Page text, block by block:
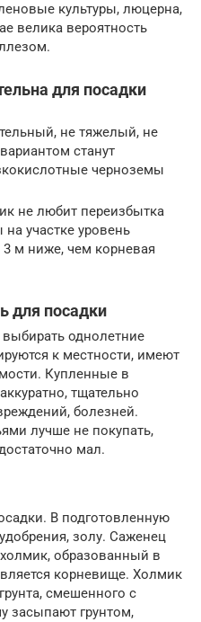
культуры, люцерна,
велика вероятность
для посадки
не тяжелый, не
станут
черноземы
не любит переизбытка
участке уровень
м ниже, чем корневая
для посадки
однолетние
к местности, имеют
Купленные в
тщательно
болезней.
лучше не покупать,
мал.
В подготовленную
золу. Саженец
образованный в
корневище. Холмик
смешенного с
засыпают грунтом,